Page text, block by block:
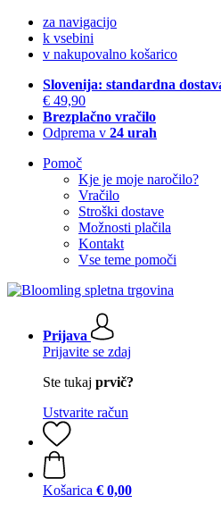
za navigacijo
k vsebini
v nakupovalno košarico
Slovenija: standardna
€ 49,90
Brezplačno vračilo
Odprema v 24 urah
Pomoč
Kje je moje naročilo?
Vračilo
Stroški dostave
Možnosti plačila
Kontakt
Vse teme pomoči
Prijava
Prijavite se zdaj
Ste tukaj prvič?
Ustvarite račun
Košarica € 0,00